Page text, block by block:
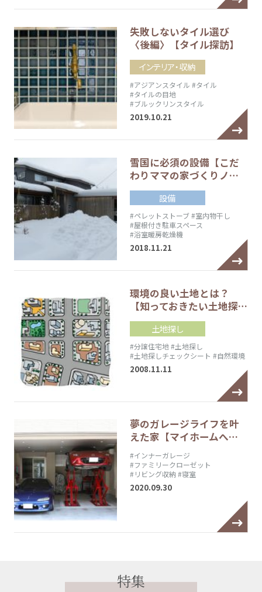
失敗しないタイル選び
〈後編〉【タイル探訪】
インテリア・収納
#アジアンスタイル #タイル
#タイルの目地
#ブルックリンスタイル
2019.10.21
雪国に必須の設備【こだ
わりママの家づくりノ…
設備
#ペレットストーブ#室内物干し
#屋根付き駐車スペース
#浴室暖房乾燥機
2018.11.21
環境の良い土地とは？
【知っておきたい土地探…
土地探し
#分譲住宅地#土地探し
#土地探しチェックシート #自然環境
2008.11.11
夢のガレージライフを叶
えた家【マイホームへ…
#インナーガレージ
#ファミリークローゼット
#リビング収納 #寝室
2020.09.30
特集